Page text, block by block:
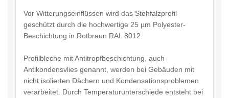
Vor Witterungseinflüssen wird das Stehfalzprofil
geschützt durch die hochwertige 25 µm Polyester-
Beschichtung in Rotbraun RAL 8012.
Profilbleche mit Antitropfbeschichtung, auch
Antikondensvlies genannt, werden bei Gebäuden mit
nicht isolierten Dächern und Kondensationsproblemen
verarbeitet. Durch Temperaturunterschiede entsteht bei